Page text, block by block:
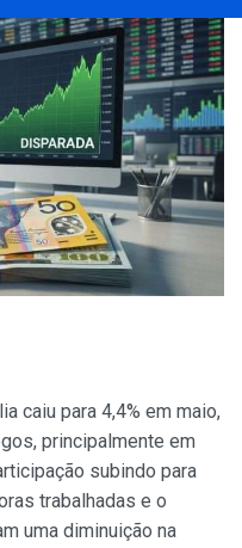
caiu para 4,4% em maio,
principalmente em
subindo para
trabalhadas e o
uma diminuição na